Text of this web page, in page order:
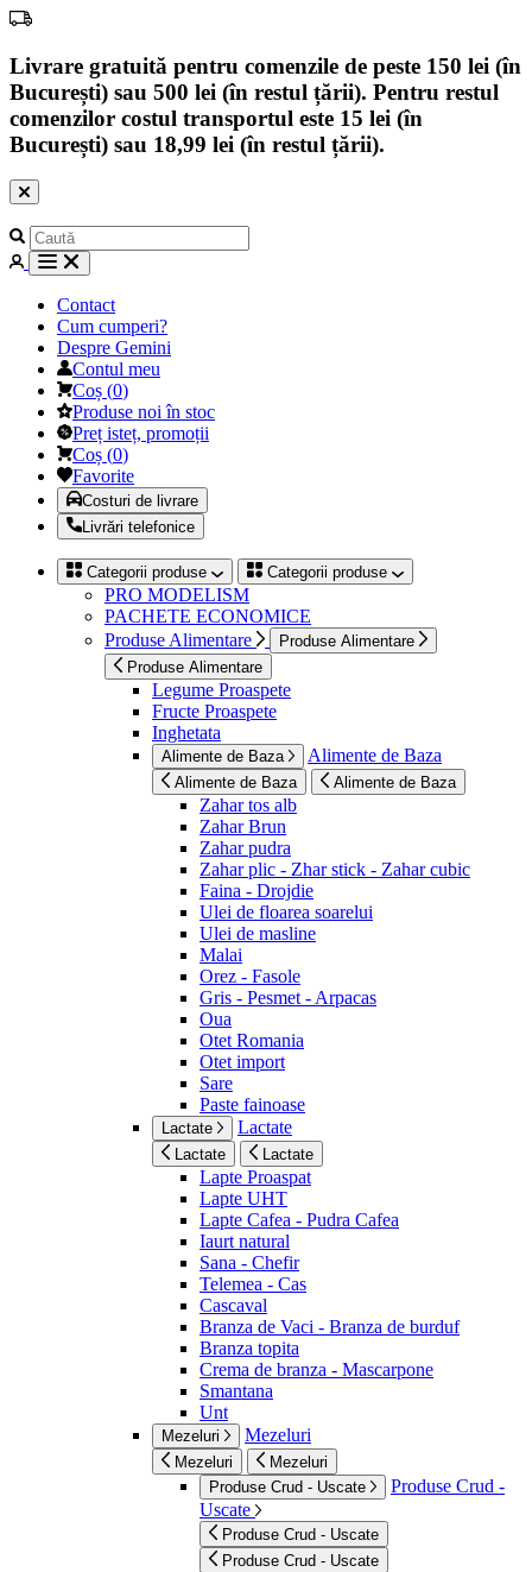
Livrare gratuită pentru comenzile de peste 150 lei (în
București) sau 500 lei (în restul țării). Pentru restul
comenzilor costul transportul este 15 lei (în
București) sau 18,99 lei (în restul țării).
Contact
Cum cumperi?
Despre Gemini
Contul meu
Coș (0)
Produse noi în stoc
Preț isteț, promoții
Coș (0)
Favorite
Costuri de livrare
Livrări telefonice
Categorii produse Categorii produse
PRO MODELISM
PACHETE ECONOMICE
Produse Alimentare
Produse Alimentare
Produse Alimentare
Legume Proaspete
Fructe Proaspete
Inghetata
Alimente de Baza Alimente de Baza
Alimente de Baza Alimente de Baza
Zahar tos alb
Zahar Brun
Zahar pudra
Zahar plic - Zhar stick - Zahar cubic
Faina - Drojdie
Ulei de floarea soarelui
Ulei de masline
Malai
Orez - Fasole
Gris - Pesmet - Arpacas
Oua
Otet Romania
Otet import
Sare
Paste fainoase
Lactate Lactate
Lactate Lactate
Lapte Proaspat
Lapte UHT
Lapte Cafea - Pudra Cafea
Iaurt natural
Sana - Chefir
Telemea - Cas
Cascaval
Branza de Vaci - Branza de burduf
Branza topita
Crema de branza - Mascarpone
Smantana
Unt
Mezeluri Mezeluri
Mezeluri
Mezeluri
Produse Crud - Uscate
Produse Crud -
Uscate
Produse Crud - Uscate
Produse Crud - Uscate